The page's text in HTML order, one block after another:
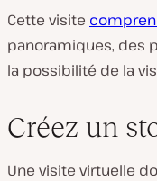
Cette visite
panoramiques, des
la possibilité de la
Créez un
Une visite virtuelle